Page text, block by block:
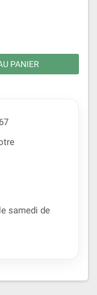
PANIER
samedi de